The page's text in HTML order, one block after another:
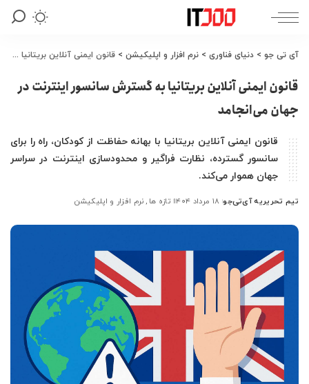
آی تی جو > دنیای فناوری > نرم افزار و اپلیکیشن > قانون ایمنی آنلاین بریتانیا به گسترش سانسور اینترنت در جهان می‌انجامد
قانون ایمنی آنلاین بریتانیا به گسترش سانسور اینترنت در
جهان می‌انجامد
قانون ایمنی آنلاین بریتانیا با بهانه حفاظت از کودکان، راه را برای
سانسور گسترده، نظارت فراگیر و محدودسازی اینترنت در سراسر
جهان هموار می‌کند.
ارسال
توسط
تیم تحریریه آی‌تی‌جو ۱۸ مرداد ۱۴۰۴ تازه ها نرم افزار و اپلیکیشن